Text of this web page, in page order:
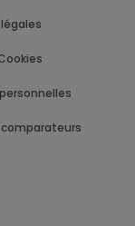
légales
personnelles
comparateurs